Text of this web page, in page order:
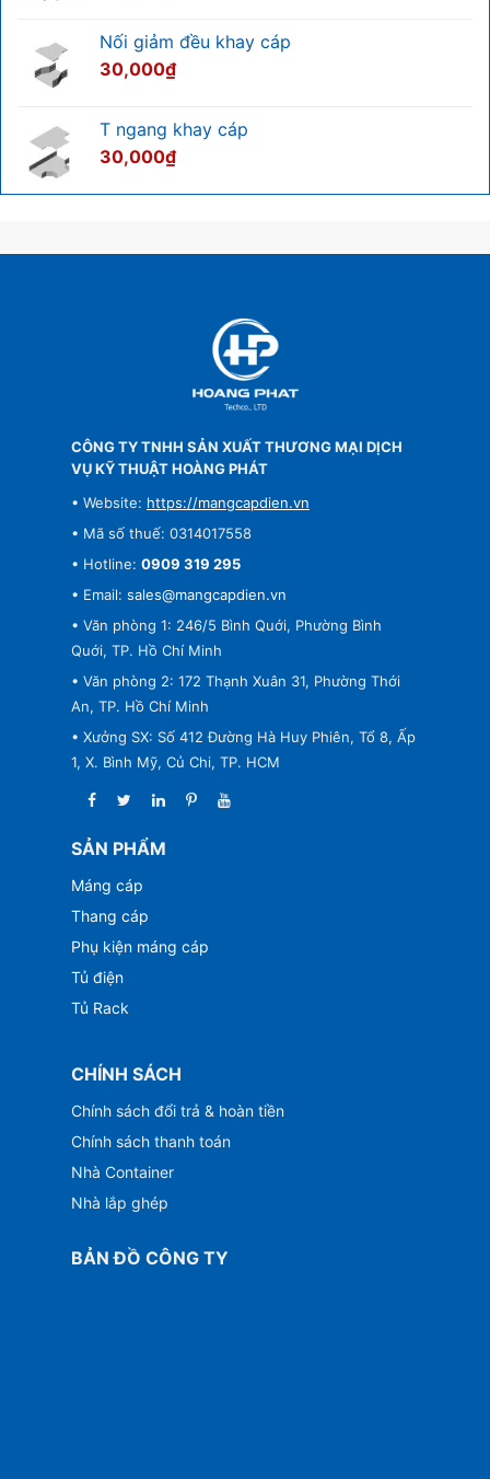
Nối giảm đều khay cáp
30,000₫
T ngang khay cáp
30,000₫
CÔNG TY TNHH SẢN XUẤT THƯƠNG MẠI DỊCH
VỤ KỸ THUẬT HOÀNG PHÁT
• Website: https://mangcapdien.vn
• Mã số thuế: 0314017558
• Hotline: 0909 319 295
• Email: sales@mangcapdien.vn
• Văn phòng 1: 246/5 Bình Quới, Phường Bình
Quới, TP. Hồ Chí Minh
• Văn phòng 2: 172 Thạnh Xuân 31, Phường Thới
An, TP. Hồ Chí Minh
• Xưởng SX: Số 412 Đường Hà Huy Phiên, Tổ 8, Ấp
1, X. Bình Mỹ, Củ Chi, TP. HCM
SẢN PHẨM
Máng cáp
Thang cáp
Phụ kiện máng cáp
Tủ điện
Tủ Rack
CHÍNH SÁCH
Chính sách đổi trả & hoàn tiền
Chính sách thanh toán
Nhà Container
Nhà lắp ghép
BẢN ĐỒ CÔNG TY